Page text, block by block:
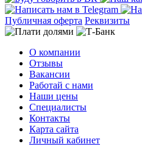
Публичная оферта Реквизиты
О компании
Отзывы
Вакансии
Работай с нами
Наши цены
Специалисты
Контакты
Карта сайта
Личный кабинет